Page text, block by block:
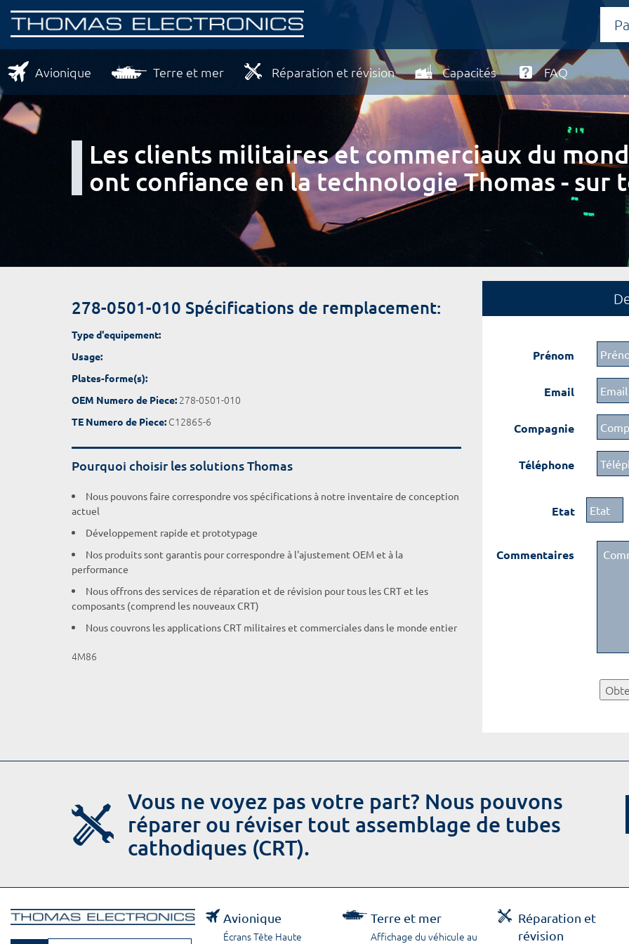
Avionique Terre et mer Réparation et révision Capacités FAQ
Les clients militaires et commerciaux du
ont confiance en la technologie Thomas - sur
278-0501-010 Spécifications de remplacement:
Type d'equipement:
Usage:
Plates-forme(s):
OEM Numero de Piece: 278-0501-010
TE Numero de Piece: C12865-6
Pourquoi choisir les solutions Thomas
Nous pouvons faire correspondre vos spécifications à notre inventaire de conception
actuel
Développement rapide et prototypage
Nos produits sont garantis pour correspondre à l'ajustement OEM et à la
performance
Nous offrons des services de réparation et de révision pour tous les CRT et les
composants (comprend les nouveaux CRT)
Nous couvrons les applications CRT militaires et commerciales dans le monde entier
4M86
Prénom
Email
Compagnie
Téléphone
Etat
Commentaires
Vous ne voyez pas votre part? Nous pouvons
réparer ou réviser tout assemblage de tubes
cathodiques (CRT).
Avionique
Écrans Tête Haute
Terre et mer
Affichage du véhicule au
Réparation et
révision